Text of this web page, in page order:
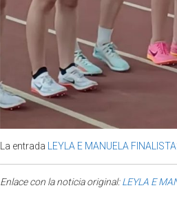
La entrada LEYLA E MANUELA
Enlace con la noticia original:LEYLA E